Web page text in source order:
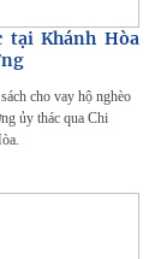
tại Khánh Hòa
cho vay hộ nghèo
ủy thác qua Chi